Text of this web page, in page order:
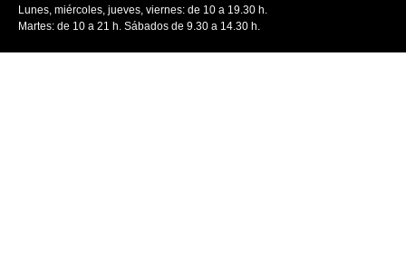
Lunes, miércoles, jueves, viernes: de 10 a 19.30 h.
Martes: de 10 a 21 h. Sábados de 9.30 a 14.30 h.